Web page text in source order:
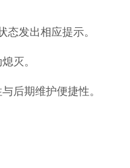
发出相应提示。
灭。
后期维护便捷性。